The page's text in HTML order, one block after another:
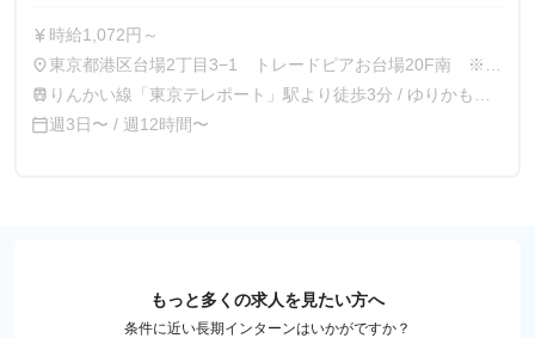
currency_yen 時給1,072円～
place東京都港区台場2丁目3−1 トレードピアお台場20F南 ※リ
モート勤務あり
train りんかい線「東京テレポート」駅より徒歩3分 / ゆりかもめ
「お台場海浜公園」駅より徒歩3分
calendar_today週3日〜 / 週12時間〜
もっと多くの求人を見たい方へ
条件に近い長期インターンはいかがですか？